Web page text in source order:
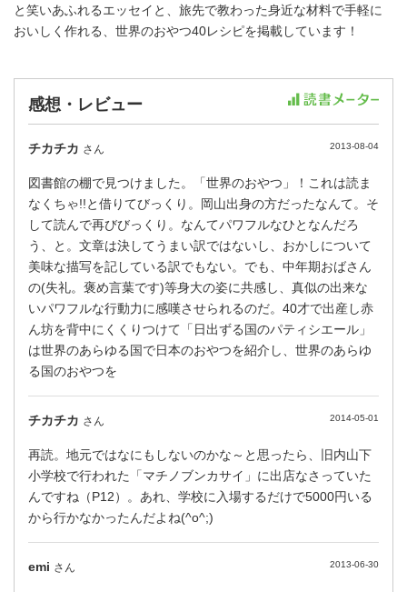
と笑いあふれるエッセイと、旅先で教わった身近な材料で手軽に
おいしく作れる、世界のおやつ40レシピを掲載しています！
感想・レビュー
チカチカ さん 2013-08-04
図書館の棚で見つけました。「世界のおやつ」！これは読ま
なくちゃ!!と借りてびっくり。岡山出身の方だったなんて。そ
して読んで再びびっくり。なんてパワフルなひとなんだろ
う、と。文章は決してうまい訳ではないし、おかしについて
美味な描写を記している訳でもない。でも、中年期おばさん
の(失礼。褒め言葉です)等身大の姿に共感し、真似の出来な
いパワフルな行動力に感嘆させられるのだ。40才で出産し赤
ん坊を背中にくくりつけて「日出ずる国のパティシエール」
は世界のあらゆる国で日本のおやつを紹介し、世界のあらゆ
る国のおやつを
チカチカ さん 2014-05-01
再読。地元ではなにもしないのかな～と思ったら、旧内山下
小学校で行われた「マチノブンカサイ」に出店なさっていた
んですね（P12）。あれ、学校に入場するだけで5000円いる
から行かなかったんだよね(^o^;)
emi さん 2013-06-30